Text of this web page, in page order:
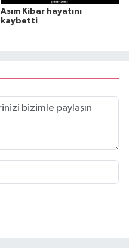
Asım Kibar hayatını
kaybetti